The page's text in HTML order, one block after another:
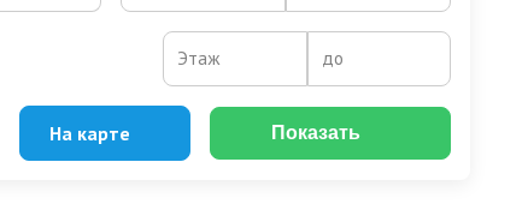
Этаж до
На карте Показать